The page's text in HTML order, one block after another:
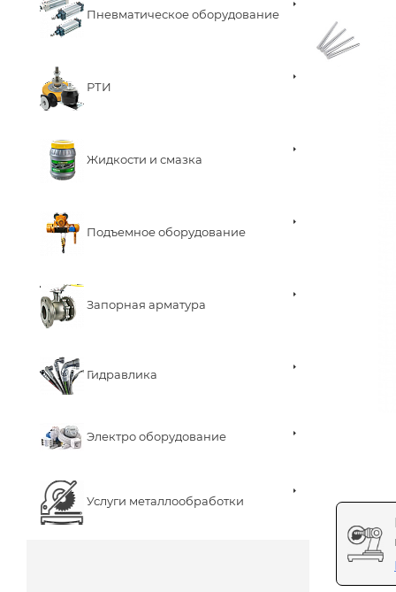
Пневматическое оборудование
РТИ
Жидкости и смазка
Подъемное оборудование
Запорная арматура
Гидравлика
Электро оборудование
Услуги металлообработки